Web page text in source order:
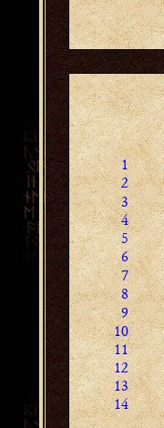
1
2
3
4
5
6
7
8
9
10
11
12
13
14